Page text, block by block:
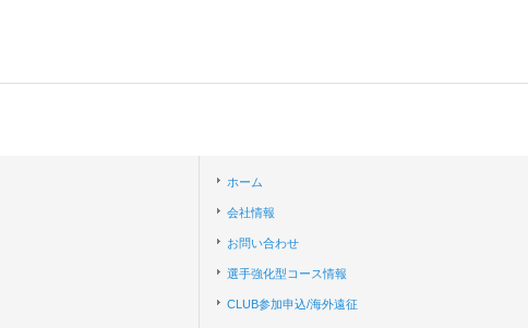
ホーム
会社情報
お問い合わせ
選手強化型コース情報
CLUB参加申込/海外遠征